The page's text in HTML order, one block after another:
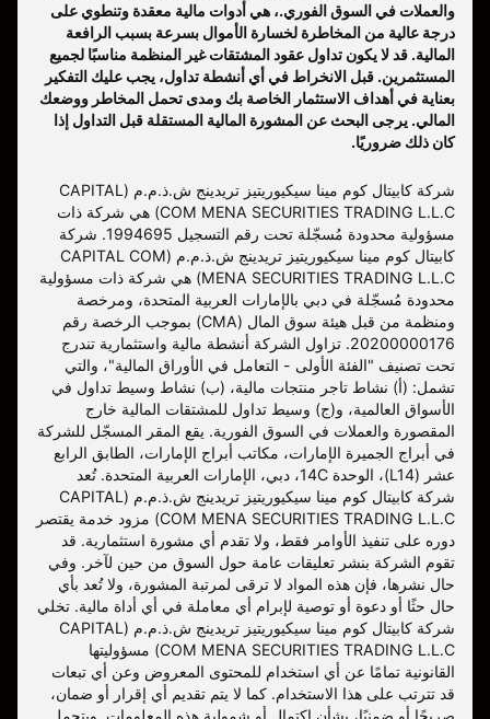
والعملات في السوق الفوري.، هي أدوات مالية معقدة وتنطوي على
درجة عالية من المخاطرة لخسارة الأموال بسرعة بسبب الرافعة
المالية. قد لا يكون تداول عقود المشتقات غير المنظمة مناسبًا لجميع
المستثمرين. قبل الانخراط في أي أنشطة تداول، يجب عليك التفكير
بعناية في أهداف الاستثمار الخاصة بك ومدى تحمل المخاطر ووضعك
المالي. يرجى البحث عن المشورة المالية المستقلة قبل التداول إذا
كان ذلك ضروريًا.
شركة كابيتال كوم مينا سيكيوريتيز تريدينج ش.ذ.م.م (CAPITAL
COM MENA SECURITIES TRADING L.L.C) هي شركة ذات
مسؤولية محدودة مُسجّلة تحت رقم التسجيل 1994695. شركة
كابيتال كوم مينا سيكيوريتيز تريدينج ش.ذ.م.م (CAPITAL COM
MENA SECURITIES TRADING L.L.C) هي شركة ذات مسؤولية
محدودة مُسجّلة في دبي بالإمارات العربية المتحدة، ومرخصة
ومنظمة من قبل هيئة سوق المال (CMA) بموجب الرخصة رقم
20200000176. تزاول الشركة أنشطة مالية واستثمارية تندرج
تحت تصنيف "الفئة الأولى - التعامل في الأوراق المالية"، والتي
تشمل: (أ) نشاط تاجر منتجات مالية، (ب) نشاط وسيط تداول في
الأسواق العالمية، و(ج) وسيط تداول للمشتقات المالية خارج
المقصورة والعملات في السوق الفورية. يقع المقر المسجّل للشركة
في أبراج الجميرة الإمارات، مكاتب أبراج الإمارات، الطابق الرابع
عشر (L14)، الوحدة 14C، دبي، الإمارات العربية المتحدة. تُعد
شركة كابيتال كوم مينا سيكيوريتيز تريدينج ش.ذ.م.م (CAPITAL
COM MENA SECURITIES TRADING L.L.C) مزود خدمة يقتصر
دوره على تنفيذ الأوامر فقط، ولا تقدم أي مشورة استثمارية. قد
تقوم الشركة بنشر تعليقات عامة حول السوق من حين لآخر. وفي
حال نشرها، فإن هذه المواد لا ترقى لمرتبة المشورة، ولا تُعد بأي
حال حثًا أو دعوة أو توصية لإبرام أي معاملة في أي أداة مالية. تخلي
شركة كابيتال كوم مينا سيكيوريتيز تريدينج ش.ذ.م.م (CAPITAL
COM MENA SECURITIES TRADING L.L.C) مسؤوليتها
القانونية تمامًا عن أي استخدام للمحتوى المعروض وعن أي تبعات
قد تترتب على هذا الاستخدام. كما لا يتم تقديم أي إقرار أو ضمان،